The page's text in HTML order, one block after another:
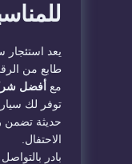
يعد
طابع من
مع أفضل
توفر لك
حديثة تضمن
الاحتفال.
بادر